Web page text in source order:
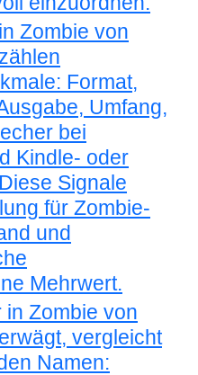
Zombie von
Format,
Umfang,
bei
Kindle- oder
Signale
für Zombie-
und
Mehrwert.
Zombie von
vergleicht
Namen: